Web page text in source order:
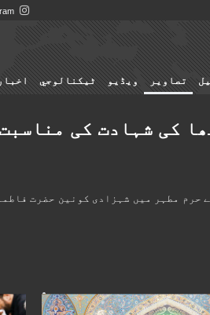
Instagram
تصاوير ویڈیو ٹيكنالوجي
کی شہادت کی
مطہر میں شہزادی کونین حضرت